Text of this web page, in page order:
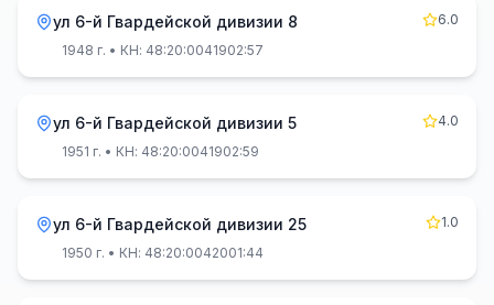
ул 6-й Гвардейской дивизии 8
6.0
1948 г. • КН: 48:20:0041902:57
ул 6-й Гвардейской дивизии 5
4.0
1951 г. • КН: 48:20:0041902:59
ул 6-й Гвардейской дивизии 25
1.0
1950 г. • КН: 48:20:0042001:44